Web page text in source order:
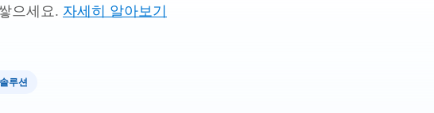
으세요. 자세히 알아보기
루션